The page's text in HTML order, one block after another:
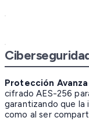
Protección
cifrado AES-256
garantizando que
como al ser